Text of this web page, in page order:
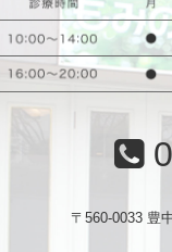
〒560-0033 豊